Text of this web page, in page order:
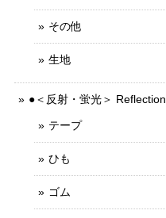
その他
生地
●＜反射・蛍光＞ Reflection
テープ
ひも
ゴム